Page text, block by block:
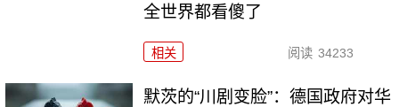
全世界都看傻了
相关 阅读 34233
默茨的“川剧变脸”：德国政府对华